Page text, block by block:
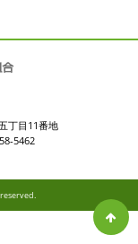
丁目11番地
5462